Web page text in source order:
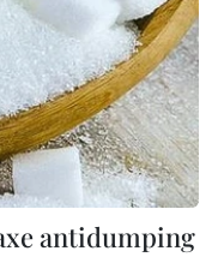
antidumping